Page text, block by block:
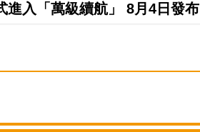
入「萬級續航」 8月4日發布